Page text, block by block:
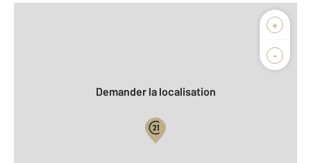
+
-
Demander la localisation